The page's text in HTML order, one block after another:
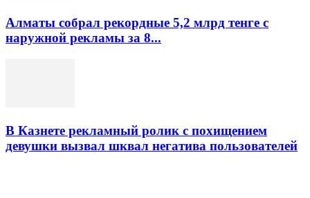
Алматы собрал рекордные 5,2 млрд тенге с
наружной рекламы за 8...
В Казнете рекламный ролик с похищением
девушки вызвал шквал негатива пользователей